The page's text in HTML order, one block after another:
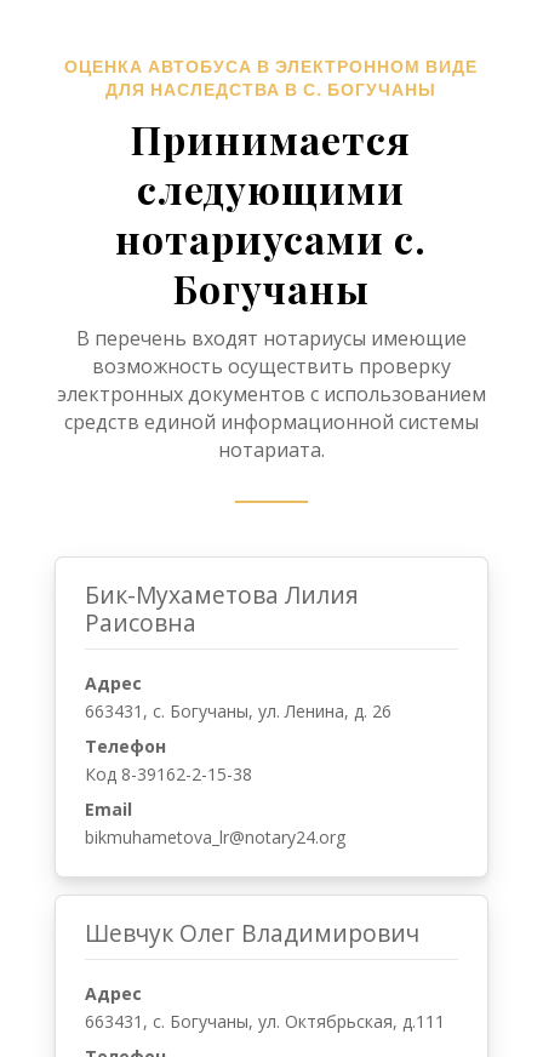
ОЦЕНКА АВТОБУСА В ЭЛЕКТРОННОМ ВИДЕ
ДЛЯ НАСЛЕДСТВА В С. БОГУЧАНЫ
Принимается
следующими
нотариусами с.
Богучаны
В перечень входят нотариусы имеющие
возможность осуществить проверку
электронных документов с использованием
средств единой информационной системы
нотариата.
Бик-Мухаметова Лилия
Раисовна
Адрес
663431, с. Богучаны, ул. Ленина, д. 26
Телефон
Код 8-39162-2-15-38
Email
bikmuhametova_lr@notary24.org
Шевчук Олег Владимирович
Адрес
663431, с. Богучаны, ул. Октябрьская, д.111